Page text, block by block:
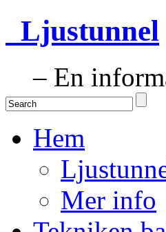
Ljustunnel
– En
Hem
Mer info